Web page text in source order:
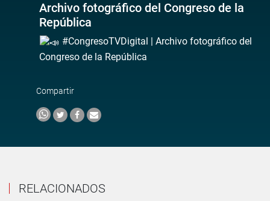
Archivo fotográfico del Congreso de la
República
#CongresoTVDigital | Archivo fotográfico del
Congreso de la República
Compartir
RELACIONADOS